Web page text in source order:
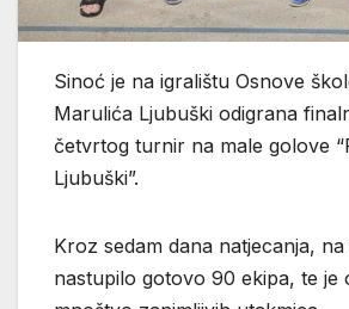
Sinoć je na igralištu Osnove
Marulića Ljubuški odigrana
četvrtog turnir na male golove
Ljubuški”.
Kroz sedam dana natjecanja,
nastupilo gotovo 90 ekipa, te je